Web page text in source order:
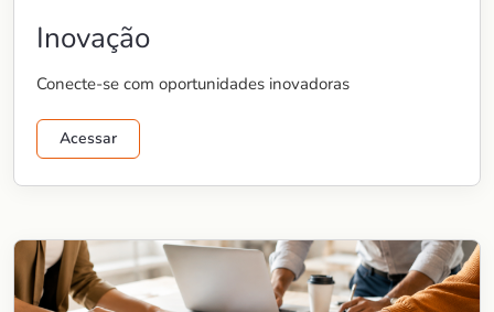
Inovação
Conecte-se com oportunidades inovadoras
Acessar